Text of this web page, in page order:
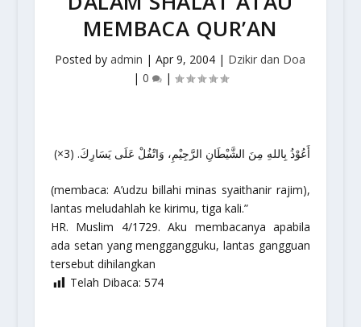
MEMBACA QUR’AN
Posted byadmin |Apr 9, 2004 | Dzikir dan Doa
| 0 |
أَعُوْذُ بِاللهِ مِنَ الشَّيْطَانِ الرَّجِيْمِ، وَاتْفُلْ عَلَى يَسَارِكَ. (3×)
(membaca: A’udzu billahi minas syaithanir rajim),
lantas meludahlah ke kirimu, tiga kali.”
HR. Muslim 4/1729. Aku membacanya apabila
ada setan yang menggangguku, lantas gangguan
tersebut dihilangkan
Telah Dibaca: 574